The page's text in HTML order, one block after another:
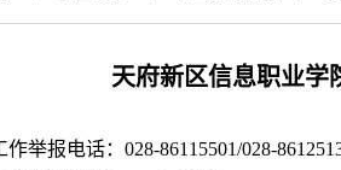
天府新区信息职业学
举报电话：028-86115501/028-